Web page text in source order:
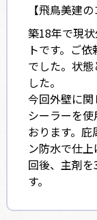
【飛鳥美建の
築18年で現
トです。ご
でした。状
した。
今回外壁に関
シーラーを
おります。
ン防水で仕
回後、主剤
す。